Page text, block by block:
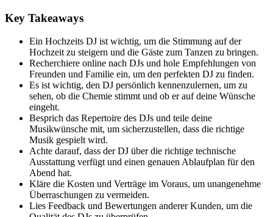
Key Takeaways
Ein Hochzeits DJ ist wichtig, um die Stimmung auf der
Hochzeit zu steigern und die Gäste zum Tanzen zu bringen.
Recherchiere online nach DJs und hole Empfehlungen von
Freunden und Familie ein, um den perfekten DJ zu finden.
Es ist wichtig, den DJ persönlich kennenzulernen, um zu
sehen, ob die Chemie stimmt und ob er auf deine Wünsche
eingeht.
Besprich das Repertoire des DJs und teile deine
Musikwünsche mit, um sicherzustellen, dass die richtige
Musik gespielt wird.
Achte darauf, dass der DJ über die richtige technische
Ausstattung verfügt und einen genauen Ablaufplan für den
Abend hat.
Kläre die Kosten und Verträge im Voraus, um unangenehme
Überraschungen zu vermeiden.
Lies Feedback und Bewertungen anderer Kunden, um die